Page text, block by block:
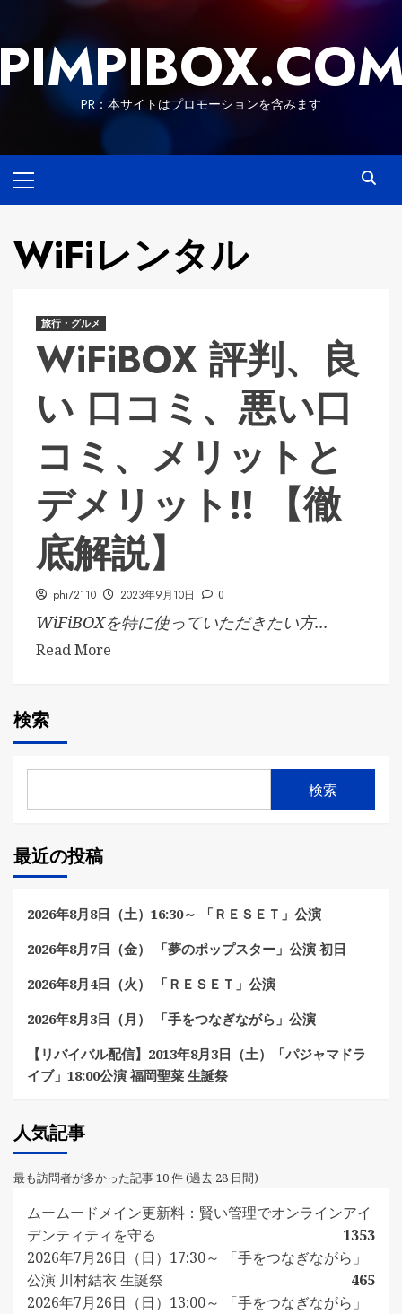
content
PR：本サイトはプロモーションを含みます
Menu
WiFiレンタル
旅行・グルメ
WiFiBOX 評判、良
い 口コミ、悪い口
コミ、メリットと
デメリット!! 【徹
底解説】
phi72110 2023年9月10日 0
WiFiBOXを特に使っていただきたい方...
Read More
検索
検索
最近の投稿
2026年8月8日（土）16:30～ 「ＲＥＳＥＴ」公演
2026年8月7日（金） 「夢のポップスター」公演 初日
2026年8月4日（火） 「ＲＥＳＥＴ」公演
2026年8月3日（月） 「手をつなぎながら」公演
【リバイバル配信】2013年8月3日（土）「パジャマドラ
イブ」18:00公演 福岡聖菜 生誕祭
人気記事
最も訪問者が多かった記事 10 件 (過去 28 日間)
ムームードメイン更新料：賢い管理でオンラインアイ
デンティティを守る
1353
2026年7月26日（日）17:30～ 「手をつなぎながら」
公演 川村結衣 生誕祭
465
2026年7月26日（日）13:00～ 「手をつなぎながら」